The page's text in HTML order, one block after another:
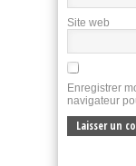
Site web
Enregistrer
navigateur